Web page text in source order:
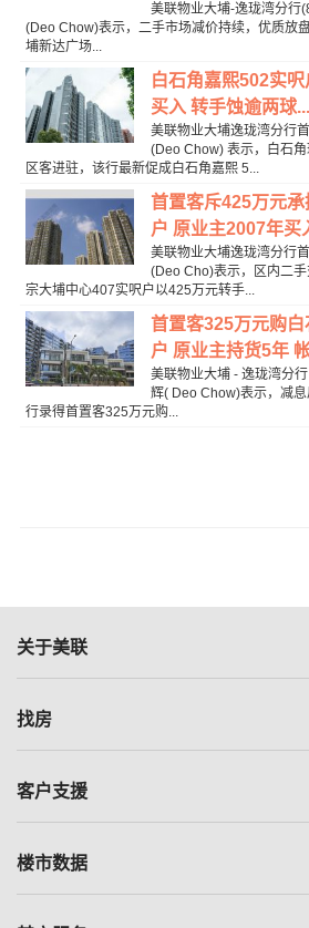
美联物业大埔-逸珑湾分行
(Deo Chow)表示，二手市场减价持续，优质放
埔新达广场...
白石角嘉熙502实
买入 转手蚀逾两球...
美联物业大埔逸珑湾分行
(Deo Chow) 表示，白石
区客进驻，该行最新促成白石角嘉熙 5...
首置客斥425万元
户 原业主2007年买
美联物业大埔逸珑湾分行
(Deo Cho)表示，区内二
宗大埔中心407实呎户以425万元转手...
首置客325万元购
户 原业主持货5年
美联物业大埔 - 逸珑湾分
辉( Deo Chow)表示，减
行录得首置客325万元购...
关于美联
美联集团
人才招募
找房
一手新房
减价
客户支援
自助放盘
楼市数据